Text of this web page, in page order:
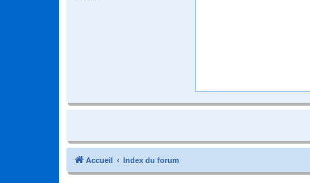
Accueil Index du forum